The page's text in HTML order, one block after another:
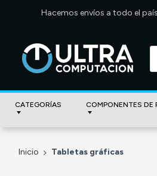
Hacemos envíos a todo el
CATEGORÍAS COMPONENTES DE
Inicio Tabletas gráficas